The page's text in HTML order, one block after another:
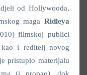
od Hollywooda,
maga Ridleya
filmskoj publici
i reditelj novog
pristupio materijalu